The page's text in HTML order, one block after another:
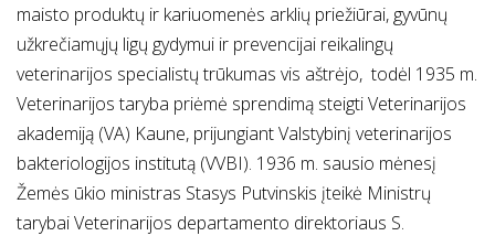
maisto produktų ir kariuomenės arklių priežiūrai, gyvūnų
užkrečiamųjų ligų gydymui ir prevencijai reikalingų
veterinarijos specialistų trūkumas vis aštrėjo, todėl 1935 m.
Veterinarijos taryba priėmė sprendimą steigti Veterinarijos
akademiją (VA) Kaune, prijungiant Valstybinį veterinarijos
bakteriologijos institutą (VVBI). 1936 m. sausio mėnesį
Žemės ūkio ministras Stasys Putvinskis įteikė Ministrų
tarybai Veterinarijos departamento direktoriaus S.